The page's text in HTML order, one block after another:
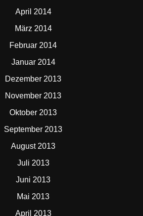
April 2014
März 2014
Februar 2014
Januar 2014
Dezember 2013
November 2013
Oktober 2013
September 2013
August 2013
Juli 2013
Juni 2013
Mai 2013
April 2013